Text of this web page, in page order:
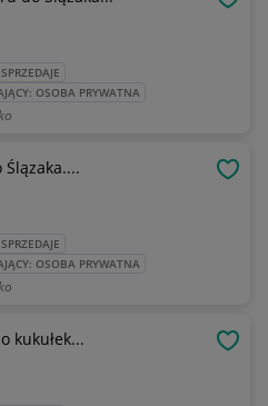
OSOBA PRYWATNA
OSOBA PRYWATNA
kukułek...